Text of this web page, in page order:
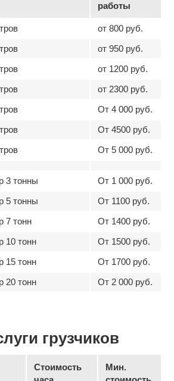
работы
от 800 руб.
от 950 руб.
от 1200 руб.
от 2300 руб.
От 4 000 руб.
От 4500 руб.
От 5 000 руб.
3 тонны
От 1 000 руб.
5 тонны
От 1100 руб.
7 тонн
От 1400 руб.
10 тонн
От 1500 руб.
15 тонн
От 1700 руб.
20 тонн
От 2 000 руб.
грузчиков
Стоимость
Мин.